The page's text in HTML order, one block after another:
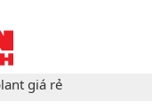
giá rẻ